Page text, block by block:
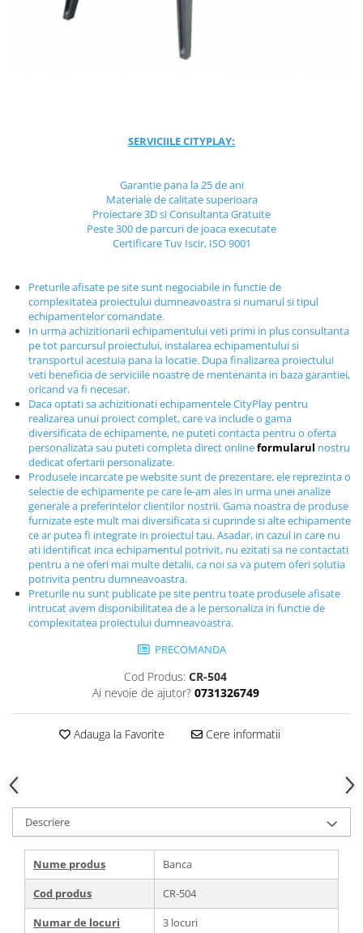
Jocuri cu nisip
Ciclism
Street Workout
Terenuri Multisport
Trasee Ninja
Echipamente fitness
Mese de jocuri
MOBILIER URBAN
Garduri/Imprejmuiri
Cosuri de gunoi
Panouri pentru informare/Marcaje
Foisoare si pergole
Rastel Biciclete
Banci
SERVICIILE CITYPLAY:
Garantie pana la 25 de ani
Materiale de calitate superioara
Proiectare 3D si Consultanta Gratuite
Peste 300 de parcuri de joaca executate
Certificare Tuv Iscir, ISO 9001
Preturile afisate pe site sunt negociabile in functie de
complexitatea proiectului dumneavoastra si numarul si tipul
echipamentelor comandate.
In urma achizitionarii echipamentului veti primi in plus consultanta
pe tot parcursul proiectului, instalarea echipamentului si
transportul acestuia pana la locatie. Dupa finalizarea proiectului
veti beneficia de serviciile noastre de mentenanta in baza garantiei,
oricand va fi necesar.
Daca optati sa achizitionati echipamentele CityPlay pentru
realizarea unui proiect complet, care va include o gama
diversificata de echipamente, ne puteti contacta pentru o oferta
personalizata sau puteti completa direct onlineformularul nostru
dedicat ofertarii personalizate.
Produsele incarcate pe website sunt de prezentare, ele reprezinta o
selectie de echipamente pe care le-am ales in urma unei analize
generale a preferintelor clientilor nostrii. Gama noastra de produse
furnizate este mult mai diversificata si cuprinde si alte echipamente
ce ar putea fi integrate in proiectul tau. Asadar, in cazul in care nu
ati identificat inca echipamentul potrivit, nu ezitati sa ne contactati
pentru a ne oferi mai multe detalii, ca noi sa va putem oferi solutia
potrivita pentru dumneavoastra.
Preturile nu sunt publicate pe site pentru toate produsele afisate
intrucat avem disponibilitatea de a le personaliza in functie de
complexitatea proiectului dumneavoastra.
PRECOMANDA
Cod Produs: CR-504
Ai nevoie de ajutor? 0731326749
Adauga la Favorite Cere informatii
Descriere
Nume produs
Banca
Cod produs
CR-504
Numar de locuri
3 locuri